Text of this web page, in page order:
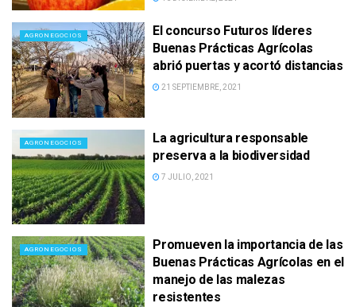
AGRONEGOCIOS
El concurso Futuros líderes
Buenas Prácticas Agrícolas
abrió puertas y acortó distancias
21 SEPTIEMBRE, 2021
AGRONEGOCIOS
La agricultura responsable
preserva a la biodiversidad
7 JULIO, 2021
AGRONEGOCIOS
Promueven la importancia de las
Buenas Prácticas Agrícolas en el
manejo de las malezas
resistentes